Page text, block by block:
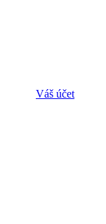
Váš účet